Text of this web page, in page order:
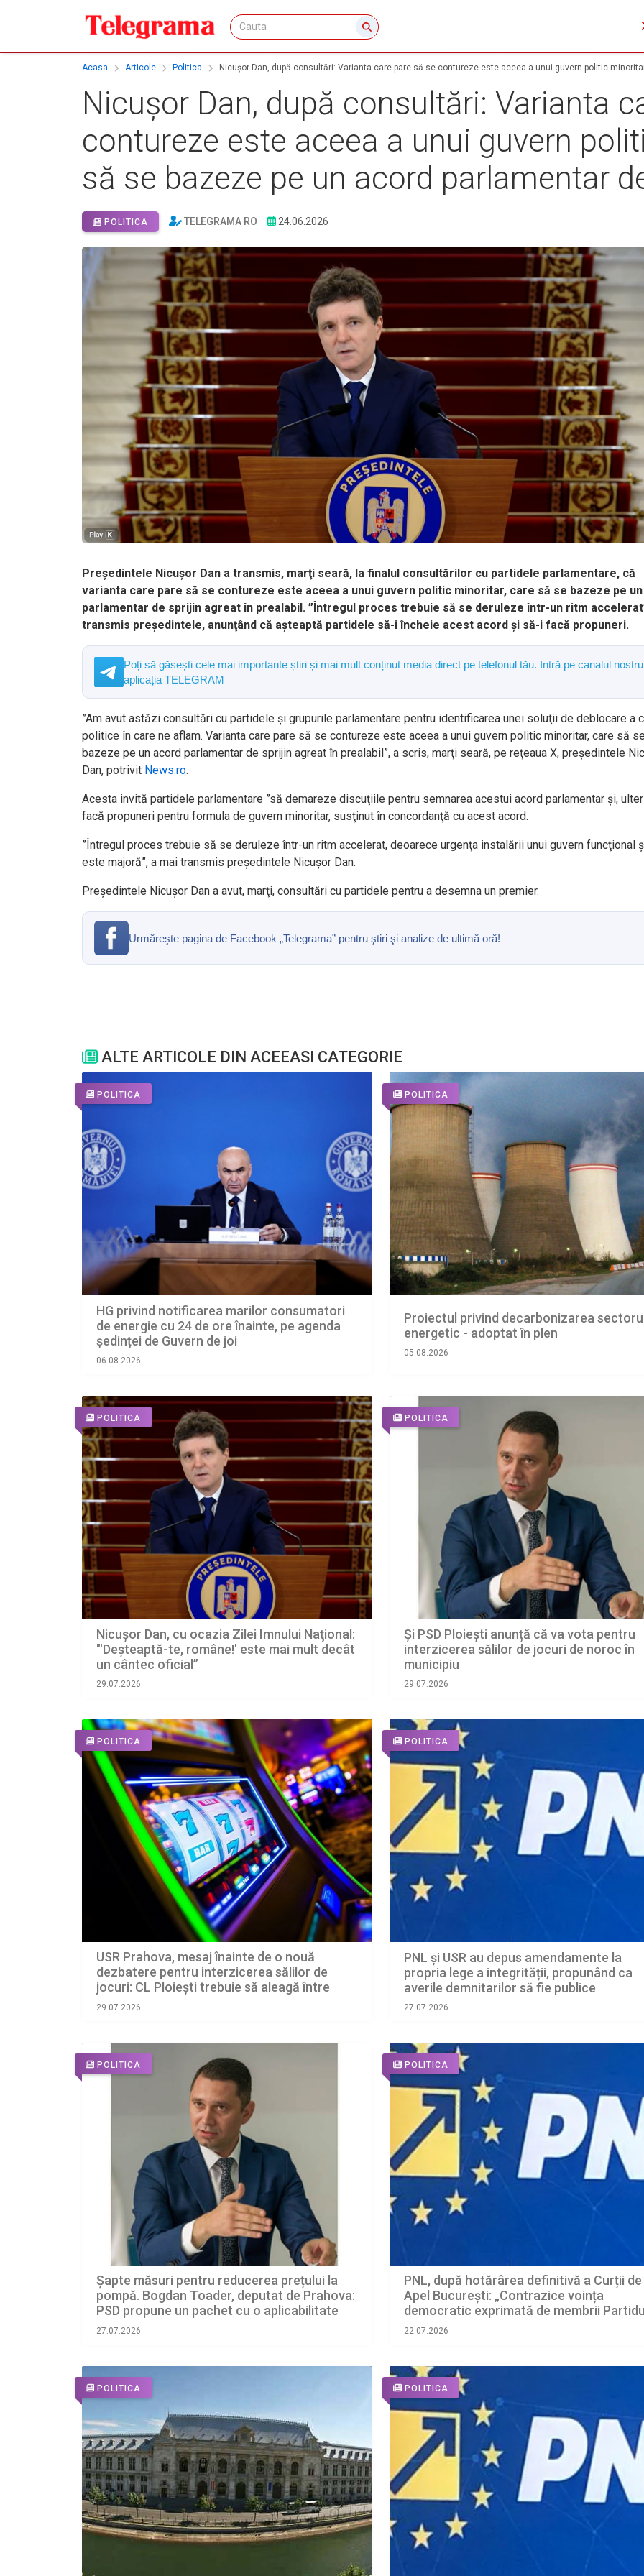
Acasa Articole Politica Nicuşor Dan, după consultări: Varianta care pare să se contureze este aceea a unui guvern politic
Nicuşor Dan, după consultări: Varianta
contureze este aceea a unui guvern
să se bazeze pe un acord parlamentar
POLITICA TELEGRAMA RO 24.06.2026
Preşedintele Nicuşor Dan a transmis, marţi seară, la finalul consultărilor cu partidele parlamentare, că
varianta care pare să se contureze este aceea a unui guvern politic minoritar, care să se bazeze pe
parlamentar de sprijin agreat în prealabil. ”Întregul proces trebuie să se deruleze într-un ritm
transmis preşedintele, anunţând că aşteaptă partidele să-i încheie acest acord şi să-i facă propuneri.
Poți să găsești cele mai importante știri și mai mult conținut media direct pe telefonul tău. Intră pe canalul
aplicația TELEGRAM
”Am avut astăzi consultări cu partidele şi grupurile parlamentare pentru identificarea unei soluţii de deblocare a
politice în care ne aflam. Varianta care pare să se contureze este aceea a unui guvern politic minoritar, care să
bazeze pe un acord parlamentar de sprijin agreat în prealabil”, a scris, marţi seară, pe reţeaua X, preşedintele
Dan, potrivit News.ro.
Acesta invită partidele parlamentare ”să demareze discuţiile pentru semnarea acestui acord parlamentar şi,
facă propuneri pentru formula de guvern minoritar, susţinut în concordanţă cu acest acord.
”Întregul proces trebuie să se deruleze într-un ritm accelerat, deoarece urgenţa instalării unui guvern funcţional
este majoră”, a mai transmis preşedintele Nicuşor Dan.
Preşedintele Nicuşor Dan a avut, marţi, consultări cu partidele pentru a desemna un premier.
Urmăreşte pagina de Facebook „Telegrama” pentru ştiri şi analize de ultimă oră!
ALTE ARTICOLE DIN ACEEASI CATEGORIE
POLITICA
HG privind notificarea marilor consumatori
de energie cu 24 de ore înainte, pe agenda
ședinței de Guvern de joi
06.08.2026
POLITICA
Proiectul privind decarbonizarea
energetic - adoptat în plen
05.08.2026
POLITICA
Nicușor Dan, cu ocazia Zilei Imnului Naţional:
"'Deşteaptă-te, române!' este mai mult decât
un cântec oficial”
29.07.2026
POLITICA
Și PSD Ploiești anunță că va vota pentru
interzicerea sălilor de jocuri de noroc în
municipiu
29.07.2026
POLITICA
USR Prahova, mesaj înainte de o nouă
dezbatere pentru interzicerea sălilor de
jocuri: CL Ploiești trebuie să aleagă între
protejarea comunității și perpetuarea
29.07.2026
POLITICA
PNL și USR au depus amendamente la
propria lege a integrității, propunând ca
averile demnitarilor să fie publice
27.07.2026
POLITICA
Șapte măsuri pentru reducerea prețului la
pompă. Bogdan Toader, deputat de Prahova:
PSD propune un pachet cu o aplicabilitate
temporară, pentru 6 luni
27.07.2026
POLITICA
PNL, după hotărârea definitivă a Curții de
Apel București: „Contrazice voința
democratic exprimată de membrii
Național Liberal”
22.07.2026
POLITICA POLITICA